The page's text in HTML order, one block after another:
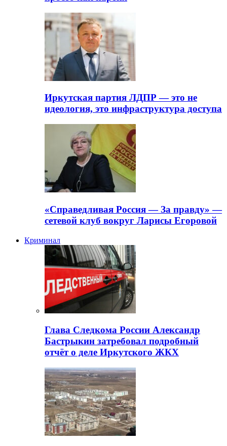
Иркутская партия ЛДПР — это не
идеология, это инфраструктура доступа
«Справедливая Россия — За правду» —
сетевой клуб вокруг Ларисы Егоровой
Криминал
Глава Следкома России Александр
Бастрыкин затребовал подробный
отчёт о деле Иркутского ЖКХ